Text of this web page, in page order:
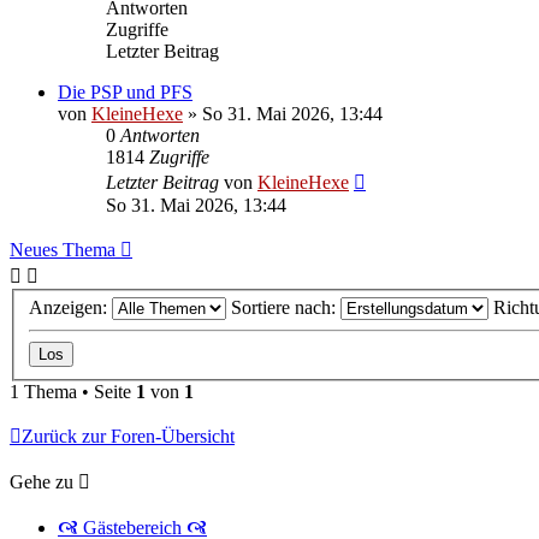
Antworten
Zugriffe
Letzter Beitrag
Die PSP und PFS
von KleineHexe » So 31. Mai 2026, 13:44
0 Antworten
1814 Zugriffe
Letzter Beitrag von KleineHexe
So 31. Mai 2026, 13:44
Neues Thema
Anzeigen: Sortiere nach:
1 Thema • Seite 1 von 1
Zurück zur Foren-Übersicht
Gehe zu
🙧 Gästebereich 🙧